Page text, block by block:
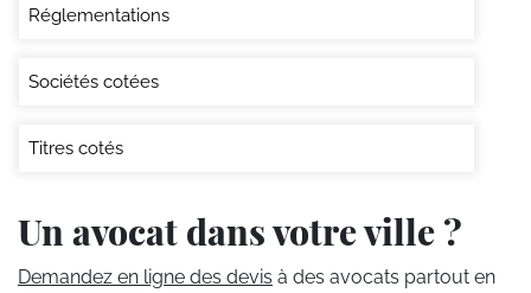
Réglementations
Sociétés cotées
Titres cotés
Un avocat dans votre ville ?
Demandez en ligne des devis à des avocats partout en